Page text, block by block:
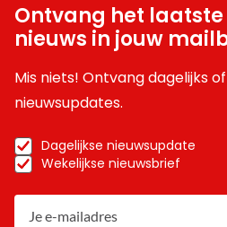
Ontvang het laatste
nieuws in jouw
Mis niets! Ontvang dagelijks
nieuwsupdates.
Dagelijkse nieuwsupdate
Wekelijkse nieuwsbrief